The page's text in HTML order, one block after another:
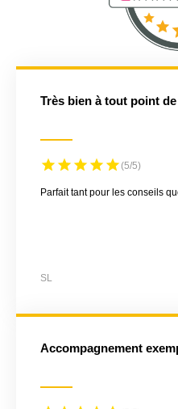
Très bien à tout point
(5/5)
Parfait tant pour les conseils
SL
Accompagnement